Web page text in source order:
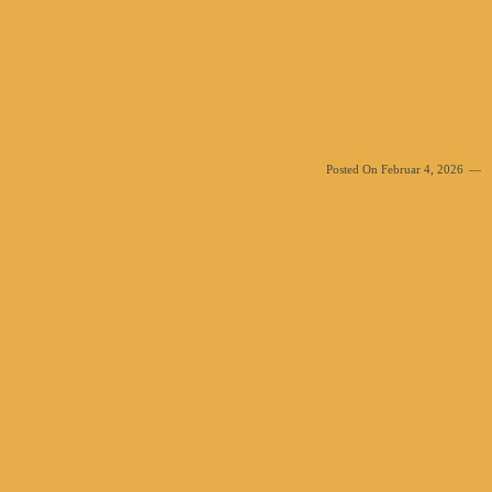
Posted On Februar 4, 2026